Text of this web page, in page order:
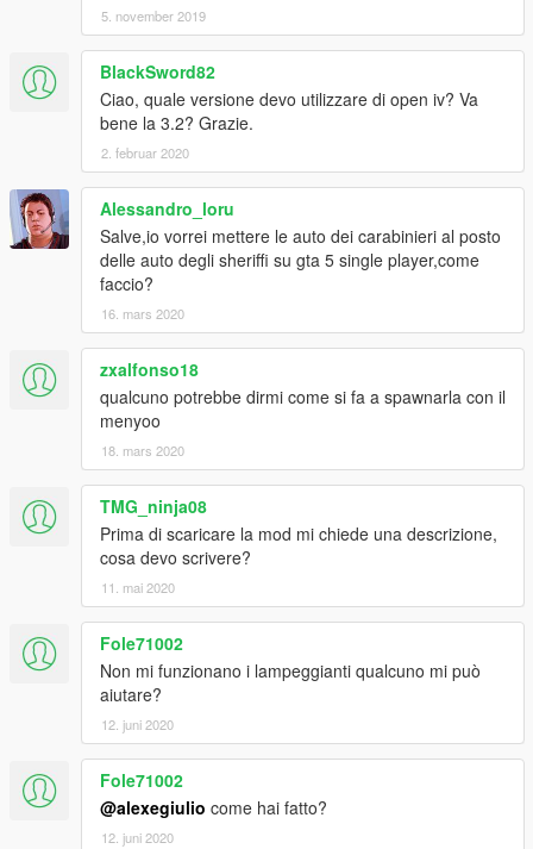
5. november 2019
BlackSword82
Ciao, quale versione devo utilizzare di open iv? Va
bene la 3.2? Grazie.
2. februar 2020
Alessandro_loru
Salve,io vorrei mettere le auto dei carabinieri al posto
delle auto degli sheriffi su gta 5 single player,come
faccio?
16. mars 2020
zxalfonso18
qualcuno potrebbe dirmi come si fa a spawnarla con il
menyoo
18. mars 2020
TMG_ninja08
Prima di scaricare la mod mi chiede una descrizione,
cosa devo scrivere?
11. mai 2020
Fole71002
Non mi funzionano i lampeggianti qualcuno mi può
aiutare?
12. juni 2020
Fole71002
@alexegiulio come hai fatto?
12. juni 2020